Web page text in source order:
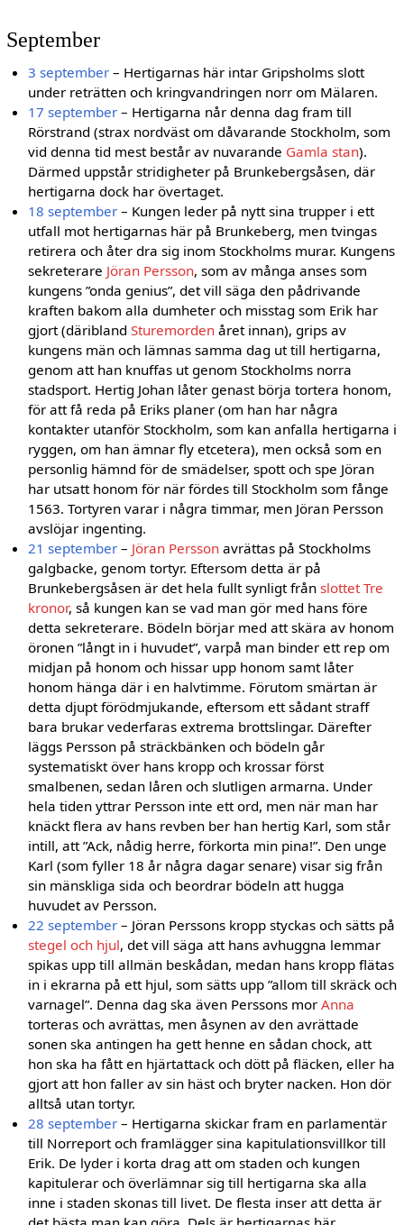
September
3 september – Hertigarnas här intar Gripsholms slott
under reträtten och kringvandringen norr om Mälaren.
17 september – Hertigarna når denna dag fram till
Rörstrand (strax nordväst om dåvarande Stockholm, som
vid denna tid mest består av nuvarande Gamla stan).
Därmed uppstår stridigheter på Brunkebergsåsen, där
hertigarna dock har övertaget.
18 september – Kungen leder på nytt sina trupper i ett
utfall mot hertigarnas här på Brunkeberg, men tvingas
retirera och åter dra sig inom Stockholms murar. Kungens
sekreterare Jöran Persson, som av många anses som
kungens ”onda genius”, det vill säga den pådrivande
kraften bakom alla dumheter och misstag som Erik har
gjort (däriblandSturemorden året innan), grips av
kungens män och lämnas samma dag ut till hertigarna,
genom att han knuffas ut genom Stockholms norra
stadsport. Hertig Johan låter genast börja tortera honom,
för att få reda på Eriks planer (om han har några
kontakter utanför Stockholm, som kan anfalla hertigarna i
ryggen, om han ämnar fly etcetera), men också som en
personlig hämnd för de smädelser, spott och spe Jöran
har utsatt honom för när fördes till Stockholm som fånge
1563. Tortyren varar i några timmar, men Jöran Persson
avslöjar ingenting.
21 september – Jöran Persson avrättas på Stockholms
galgbacke, genom tortyr. Eftersom detta är på
Brunkebergsåsen är det hela fullt synligt frånslottet Tre
kronor, så kungen kan se vad man gör med hans före
detta sekreterare. Bödeln börjar med att skära av honom
öronen ”långt in i huvudet”, varpå man binder ett rep om
midjan på honom och hissar upp honom samt låter
honom hänga där i en halvtimme. Förutom smärtan är
detta djupt förödmjukande, eftersom ett sådant straff
bara brukar vederfaras extrema brottslingar. Därefter
läggs Persson på sträckbänken och bödeln går
systematiskt över hans kropp och krossar först
smalbenen, sedan låren och slutligen armarna. Under
hela tiden yttrar Persson inte ett ord, men när man har
knäckt flera av hans revben ber han hertig Karl, som står
intill, att ”Ack, nådig herre, förkorta min pina!”. Den unge
Karl (som fyller 18 år några dagar senare) visar sig från
sin mänskliga sida och beordrar bödeln att hugga
huvudet av Persson.
22 september – Jöran Perssons kropp styckas och sätts på
stegel och hjul, det vill säga att hans avhuggna lemmar
spikas upp till allmän beskådan, medan hans kropp flätas
in i ekrarna på ett hjul, som sätts upp ”allom till skräck och
varnagel”. Denna dag ska även Perssons morAnna
torteras och avrättas, men åsynen av den avrättade
sonen ska antingen ha gett henne en sådan chock, att
hon ska ha fått en hjärtattack och dött på fläcken, eller ha
gjort att hon faller av sin häst och bryter nacken. Hon dör
alltså utan tortyr.
28 september – Hertigarna skickar fram en parlamentär
till Norreport och framlägger sina kapitulationsvillkor till
Erik. De lyder i korta drag att om staden och kungen
kapitulerar och överlämnar sig till hertigarna ska alla
inne i staden skonas till livet. De flesta inser att detta är